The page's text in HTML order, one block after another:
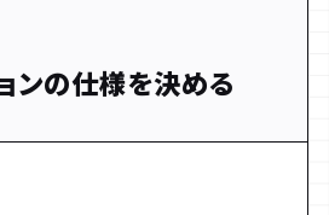
ンの仕様を決める